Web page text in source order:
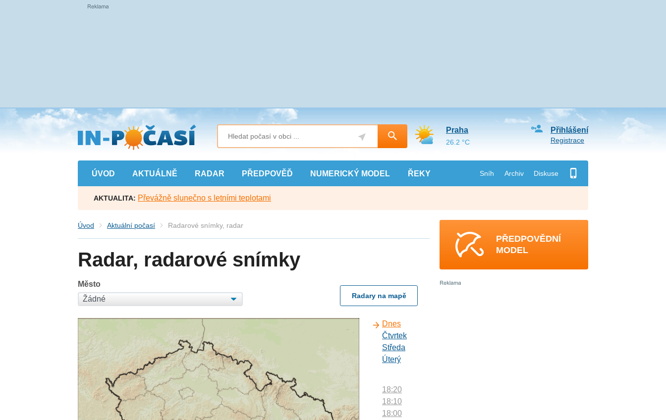
Přejít
na
hlavní
obsah
ÚVOD AKTUÁLNĚ RADAR PŘEDPOVĚĎ NUMERICKÝ MODEL ŘEKY Sníh Archiv Diskuse
Přihlášení
Registrace
Praha
26.2 °C
AKTUALITA: Převážně slunečno s letními teplotami
Úvod Aktuální počasí Radarové snímky, radar
Radar, radarové snímky
Město
Radary na mapě
Dnes
Čtvrtek
Středa
Úterý
18:20
18:10
18:00
PŘEDPOVĚDNÍ
MODEL